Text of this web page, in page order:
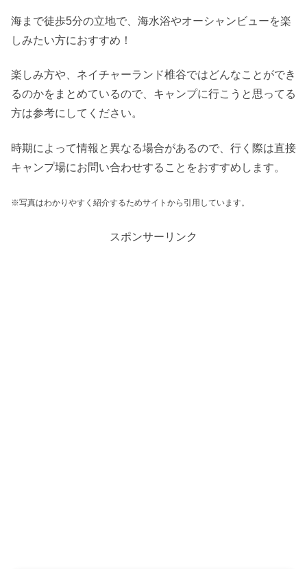
海まで徒歩5分の立地で、海水浴やオーシャンビューを楽
しみたい方におすすめ！
楽しみ方や、ネイチャーランド椎谷ではどんなことができ
るのかをまとめているので、キャンプに行こうと思ってる
方は参考にしてください。
時期によって情報と異なる場合があるので、行く際は直接
キャンプ場にお問い合わせすることをおすすめします。
※写真はわかりやすく紹介するためサイトから引用しています。
スポンサーリンク